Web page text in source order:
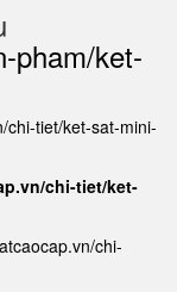
pham/ket-
chi-tiet/ket-sat-mini-
chi-tiet/ket-
chi-